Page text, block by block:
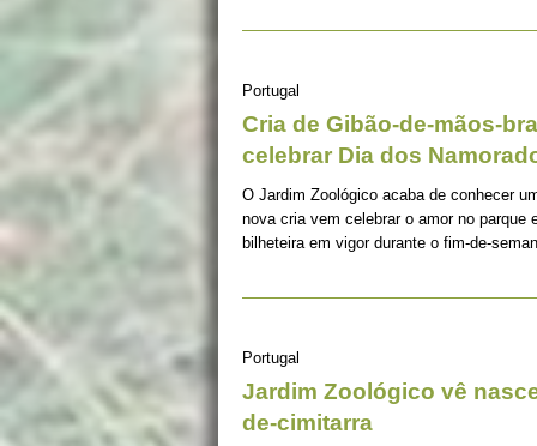
Portugal
Cria de Gibão-de-mãos-
celebrar Dia dos
O Jardim Zoológico acaba de conhecer
nova cria vem celebrar o amor no
bilheteira em vigor durante o fim-de-
Portugal
Jardim Zoológico vê
de-cimitarra